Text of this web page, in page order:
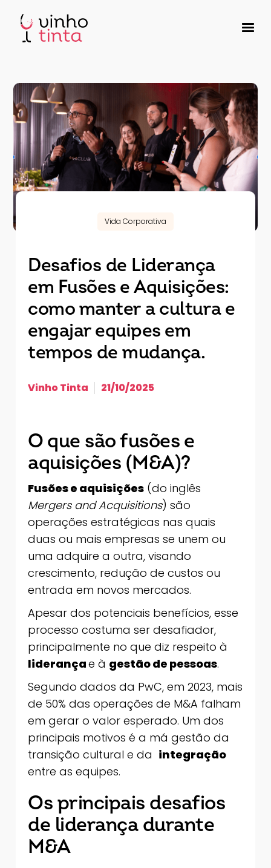
Vida Corporativa
Desafios de Liderança
em Fusões e Aquisições:
como manter a cultura e
engajar equipes em
tempos de mudança.
Vinho Tinta 21/10/2025
O que são fusões e
aquisições (M&A)?
Fusões e aquisições (do inglês
Mergers and Acquisitions) são
operações estratégicas nas quais
duas ou mais empresas se unem ou
uma adquire a outra, visando
crescimento, redução de custos ou
entrada em novos mercados.
Apesar dos potenciais benefícios, esse
processo costuma ser desafiador,
principalmente no que diz respeito à
liderançae à gestão de pessoas.
Segundo dados da PwC, em 2023, mais
de 50% das operações de M&A falham
em gerar o valor esperado. Um dos
principais motivos é a má gestão da
transição cultural e da integração
entre as equipes.
Os principais desafios
de liderança durante
M&A